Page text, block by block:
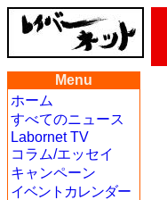
Menu
ホーム
すべてのニュース
Labornet TV
コラム/エッセイ
キャンペーン
イベントカレンダー